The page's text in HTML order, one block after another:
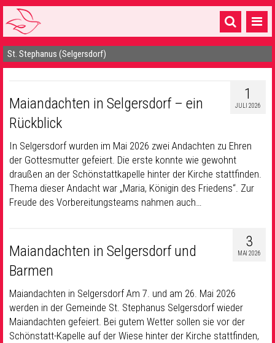
Startseite
16 Gemeinden & mehr
Gottesdienste & Sinnsuche
Sakramente & Feste
Gemeinschaft & Soziales
Musik& Kultur
St. Stephanus (Selgersdorf)
1
JULI 2026
Maiandachten in Selgersdorf – ein
Rückblick
In Selgersdorf wurden im Mai 2026 zwei Andachten zu Ehren
der Gottesmutter gefeiert. Die erste konnte wie gewohnt
draußen an der Schönstattkapelle hinter der Kirche stattfinden.
Thema dieser Andacht war „Maria, Königin des Friedens“. Zur
Freude des Vorbereitungsteams nahmen auch…
3
MAI 2026
Maiandachten in Selgersdorf und
Barmen
Maiandachten in Selgersdorf Am 7. und am 26. Mai 2026
werden in der Gemeinde St. Stephanus Selgersdorf wieder
Maiandachten gefeiert. Bei gutem Wetter sollen sie vor der
Schönstatt-Kapelle auf der Wiese hinter der Kirche stattfinden,